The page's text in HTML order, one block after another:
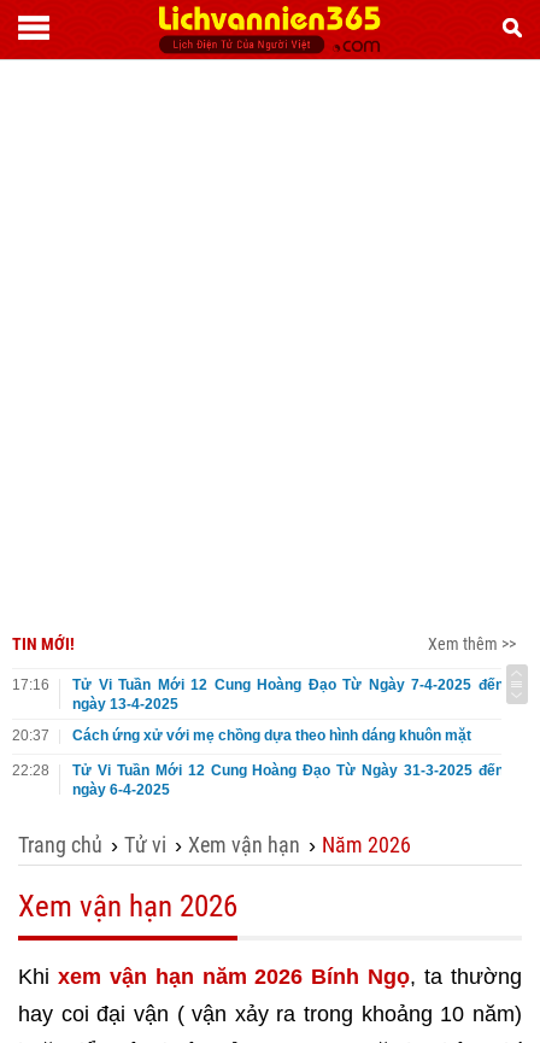
TIN MỚI! Xem thêm >>
17:16
Tử Vi Tuần Mới 12 Cung Hoàng Đạo Từ Ngày 7-4-2025 đến
ngày 13-4-2025
20:37
Cách ứng xử với mẹ chồng dựa theo hình dáng khuôn mặt
22:28
Tử Vi Tuần Mới 12 Cung Hoàng Đạo Từ Ngày 31-3-2025 đến
ngày 6-4-2025
Trang chủ › Tử vi › Xem vận hạn › Năm 2026
Xem vận hạn 2026
Khi xem vận hạn năm 2026 Bính Ngọ, ta thường
hay coi đại vận ( vận xảy ra trong khoảng 10 năm)